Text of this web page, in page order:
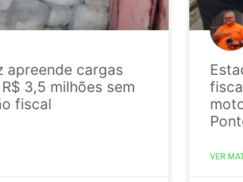
apreende cargas
3,5 milhões sem
fiscal
VER